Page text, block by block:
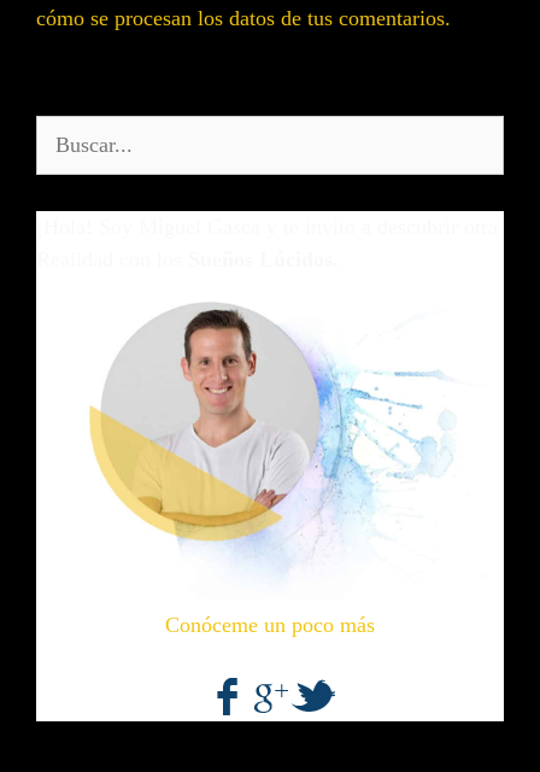
cómo se procesan los datos de tus comentarios.
Conóceme un poco más